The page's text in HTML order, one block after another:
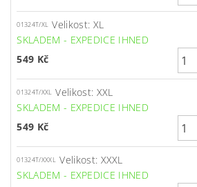
01324T/XL Velikost: XL
SKLADEM - EXPEDICE IHNED
549 Kč
01324T/XXL Velikost: XXL
SKLADEM - EXPEDICE IHNED
549 Kč
01324T/XXXL Velikost: XXXL
SKLADEM - EXPEDICE IHNED